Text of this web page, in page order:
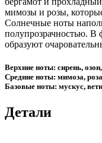
мимозы и розы,
Солнечные ноты
полупрозрачностью. В
образуют
Верхние ноты: сирень,
Средние ноты: мимоза,
Базовые ноты: мускус,
Детали